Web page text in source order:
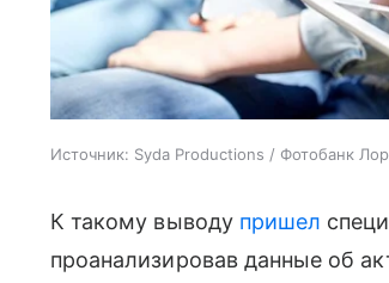
Источник: Syda Productions / Фотобанк
К такому выводу пришел
проанализировав данные об